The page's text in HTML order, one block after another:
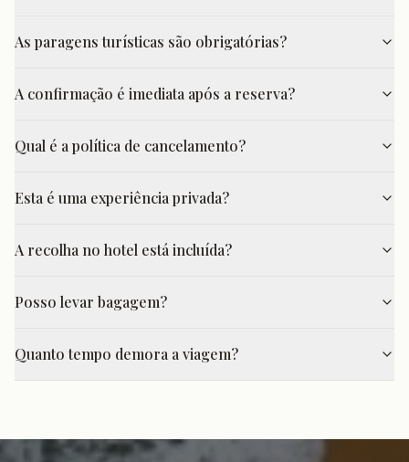
As paragens turísticas são obrigatórias?
A confirmação é imediata após a reserva?
Qual é a política de cancelamento?
Esta é uma experiência privada?
A recolha no hotel está incluída?
Posso levar bagagem?
Quanto tempo demora a viagem?